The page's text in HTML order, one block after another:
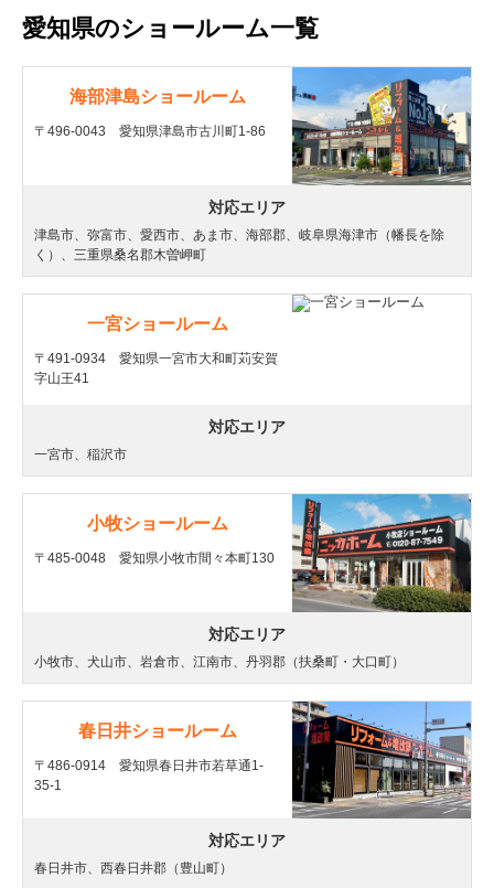
愛知県のショールーム一覧
海部津島ショールーム
〒496-0043 愛知県津島市古川町1-86
対応エリア
津島市、弥富市、愛西市、あま市、海部郡、岐阜県海津市（幡長を除
く）、三重県桑名郡木曽岬町
一宮ショールーム
〒491-0934 愛知県一宮市大和町苅安賀
字山王41
対応エリア
一宮市、稲沢市
小牧ショールーム
〒485-0048 愛知県小牧市間々本町130
対応エリア
小牧市、犬山市、岩倉市、江南市、丹羽郡（扶桑町・大口町）
春日井ショールーム
〒486-0914 愛知県春日井市若草通1-
35-1
対応エリア
春日井市、西春日井郡（豊山町）